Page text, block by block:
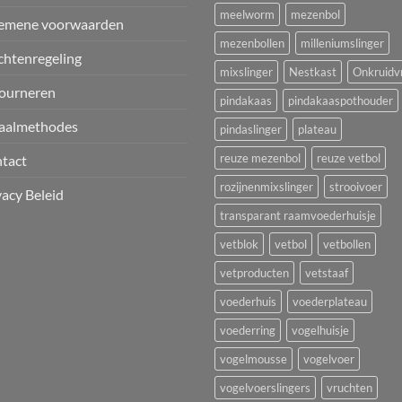
voorwaarden
Beleid
meelworm
mezenbol
mezenbollen
milleniumslinger
mixslinger
Nestkast
pindakaas
pindakaaspothouder
pindaslinger
plateau
reuze mezenbol
reuze vetbol
rozijnenmixslinger
strooivoer
transparant raamvoederhuisje
vetblok
vetbol
vetbollen
vetproducten
vetstaaf
voederhuis
voederplateau
voederring
vogelhuisje
vogelmousse
vogelvoer
vogelvoerslingers
vruchten